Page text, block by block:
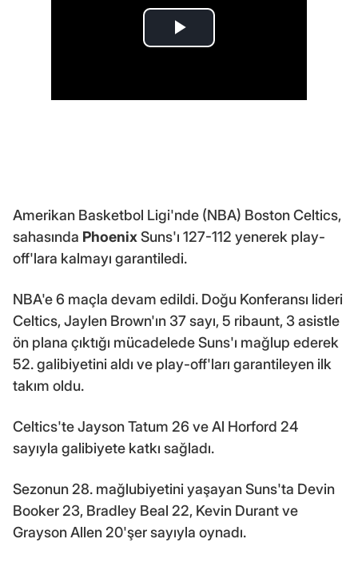
Amerikan Basketbol Ligi'nde (NBA) Boston Celtics,
sahasında PhoenixSuns'ı 127-112 yenerek play-
off'lara kalmayı garantiledi.
NBA'e 6 maçla devam edildi. Doğu Konferansı lideri
Celtics, Jaylen Brown'ın 37 sayı, 5 ribaunt, 3 asistle
ön plana çıktığı mücadelede Suns'ı mağlup ederek
52. galibiyetini aldı ve play-off'ları garantileyen ilk
takım oldu.
Celtics'te Jayson Tatum 26 ve Al Horford 24
sayıyla galibiyete katkı sağladı.
Sezonun 28. mağlubiyetini yaşayan Suns'ta Devin
Booker 23, Bradley Beal 22, Kevin Durant ve
Grayson Allen 20'şer sayıyla oynadı.